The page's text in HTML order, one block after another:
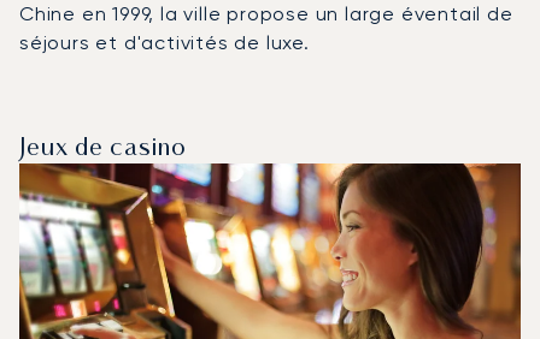
Chine en 1999, la ville propose un large éventail de
séjours et d'activités de luxe.
Jeux de casino